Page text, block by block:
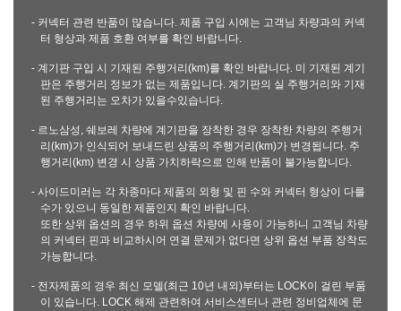
- 커넥터 관련 반품이 많습니다. 제품 구입 시에는 고객님 차량과의 커넥
터 형상과 제품 호환 여부를 확인 바랍니다.
- 계기판 구입 시 기재된 주행거리(km)를 확인 바랍니다. 미 기재된 계기
판은 주행거리 정보가 없는 제품입니다. 계기판의 실 주행거리와 기재
된 주행거리는 오차가 있을수있습니다.
- 르노삼성, 쉐보레 차량에 계기판을 장착한 경우 장착한 차량의 주행거
리(km)가 인식되어 보내드린 상품의 주행거리(km)가 변경됩니다. 주
행거리(km) 변경 시 상품 가치하락으로 인해 반품이 불가능합니다.
- 사이드미러는 각 차종마다 제품의 외형 및 핀 수와 커넥터 형상이 다를
수가 있으니 동일한 제품인지 확인 바랍니다.
또한 상위 옵션의 경우 하위 옵션 차량에 사용이 가능하니 고객님 차량
의 커넥터 핀과 비교하시어 연결 문제가 없다면 상위 옵션 부품 장착도
가능합니다.
- 전자제품의 경우 최신 모델(최근 10년 내외)부터는 LOCK이 걸린 부품
이 있습니다. LOCK 해제 관련하여 서비스센터나 관련 정비업체에 문